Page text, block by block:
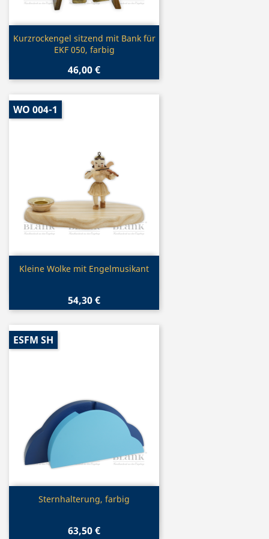
Vorschau
Kurzrockengel sitzend mit Bank für
EKF 050, farbig
46,00 €
Vorschau
Kleine Wolke mit Engelmusikant
54,30 €
WO 004-1
Vorschau
Sternhalterung, farbig
63,50 €
ESFM SH